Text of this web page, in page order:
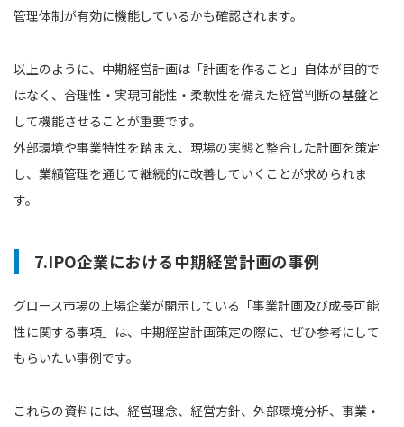
管理体制が有効に機能しているかも確認されます。
以上のように、中期経営計画は「計画を作ること」自体が目的で
はなく、合理性・実現可能性・柔軟性を備えた経営判断の基盤と
して機能させることが重要です。
外部環境や事業特性を踏まえ、現場の実態と整合した計画を策定
し、業績管理を通じて継続的に改善していくことが求められま
す。
7.IPO企業における中期経営計画の事例
グロース市場の上場企業が開示している「事業計画及び成長可能
性に関する事項」は、中期経営計画策定の際に、ぜひ参考にして
もらいたい事例です。
これらの資料には、経営理念、経営方針、外部環境分析、事業・